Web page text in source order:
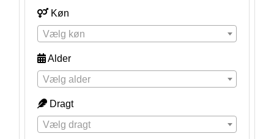
Køn
Vælg køn
Alder
Vælg alder
Dragt
Vælg dragt